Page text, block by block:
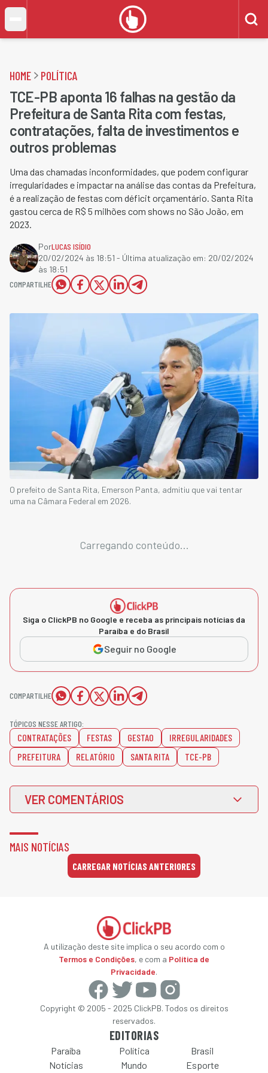
HOME POLÍTICA
TCE-PB aponta 16 falhas na gestão da
Prefeitura de Santa Rita com festas,
contratações, falta de investimentos e
outros problemas
Uma das chamadas inconformidades, que podem configurar
irregularidades e impactar na análise das contas da Prefeitura,
é a realização de festas com déficit orçamentário. Santa Rita
gastou cerca de R$ 5 milhões com shows no São João, em
2023.
PorLUCAS ISÍDIO
20/02/2024 às 18:51 - Última atualização em: 20/02/2024
às 18:51
COMPARTILHE
O prefeito de Santa Rita, Emerson Panta, admitiu que vai tentar
uma na Câmara Federal em 2026.
Carregando conteúdo...
Siga o ClickPB no Google e receba as principais notícias da
Paraíba e do Brasil
Seguir no Google
COMPARTILHE
TÓPICOS NESSE ARTIGO:
CONTRATAÇÕES FESTAS GESTAO
IRREGULARIDADES
PREFEITURA
RELATÓRIO SANTA RITA TCE-PB
VER COMENTÁRIOS
MAIS NOTÍCIAS
CARREGAR NOTÍCIAS ANTERIORES
A utilização deste site implica o seu acordo com o
Termos e Condições, e com a Política de
Privacidade.
Copyright © 2005 - 2025 ClickPB. Todos os direitos
reservados.
EDITORIAS
Paraíba Política
Brasil
Notícias
Mundo Esporte